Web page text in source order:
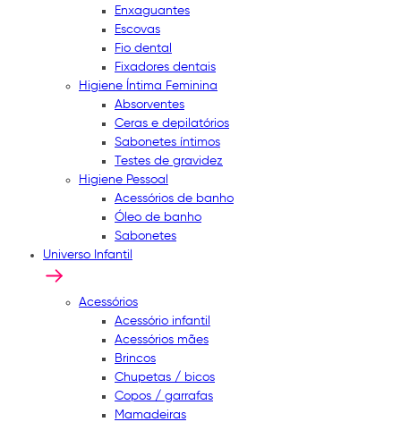
Enxaguantes
Escovas
Fio dental
Fixadores dentais
Higiene Íntima Feminina
Absorventes
Ceras e depilatórios
Sabonetes íntimos
Testes de gravidez
Higiene Pessoal
Acessórios de banho
Óleo de banho
Sabonetes
Universo Infantil
Acessórios
Acessório infantil
Acessórios mães
Brincos
Chupetas / bicos
Copos / garrafas
Mamadeiras